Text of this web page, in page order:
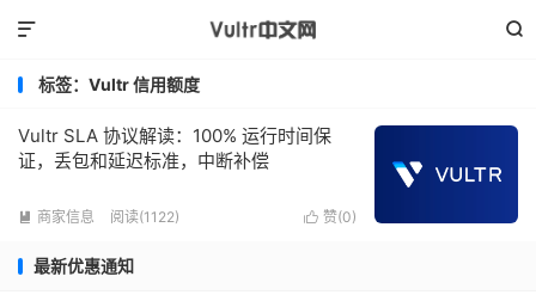


标签：Vultr 信用额度
Vultr SLA 协议解读：100% 运行时间保
证，丢包和延迟标准，中断补偿
 商家信息 阅读(1122)  赞(0)
最新优惠通知